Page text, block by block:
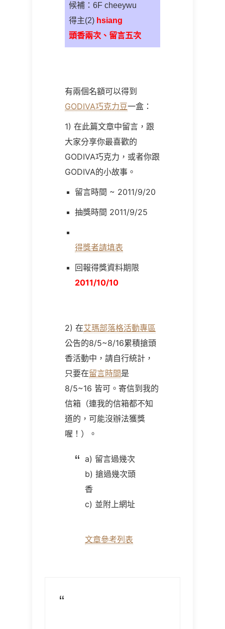
候補： 6F cheeywu
得主(2) hsiang
頭香兩次、留言五次
有兩個名額可以得到
GODIVA巧克力豆一盒：
1) 在此篇文章中留言，跟
大家分享你最喜歡的
GODIVA巧克力，或者你跟
GODIVA的小故事。
留言時間 ~ 2011/9/20
抽獎時間 2011/9/25
得獎者請填表
回報得獎資料期限
2011/10/10
2) 在艾瑪部落格活動專區
公告的8/5~8/16累積搶頭
香活動中，請自行統計，
只要在留言時間是
8/5~16 皆可。寄信到我的
信箱（連我的信箱都不知
道的，可能沒辦法獲獎
喔！）。
a) 留言過幾次
b) 搶過幾次頭
香
c) 並附上網址
文章參考列表